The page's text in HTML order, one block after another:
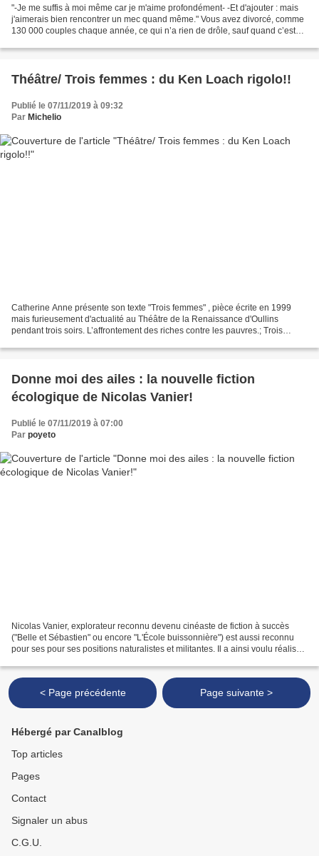
"-Je me suffis à moi même car je m'aime profondément- -Et d'ajouter : mais
j'aimerais bien rencontrer un mec quand même." Vous avez divorcé, comme
130 000 couples chaque année, ce qui n’a rien de drôle, sauf quand c’est
Théâtre/ Trois femmes : du Ken Loach rigolo!!
Publié le 07/11/2019 à 09:32
Par Michelio
Catherine Anne présente son texte "Trois femmes" , pièce écrite en 1999
mais furieusement d'actualité au Théâtre de la Renaissance d'Oullins
pendant trois soirs. L’affrontement des riches contre les pauvres.; Trois
Donne moi des ailes : la nouvelle fiction
écologique de Nicolas Vanier!
Publié le 07/11/2019 à 07:00
Par poyeto
Nicolas Vanier, explorateur reconnu devenu cinéaste de fiction à succès
("Belle et Sébastien" ou encore "L'École buissonnière") est aussi reconnu
pour ses pour ses positions naturalistes et militantes. Il a ainsi voulu réaliser
< Page précédente Page suivante >
Hébergé par Canalblog
Top articles
Pages
Contact
Signaler un abus
C.G.U.